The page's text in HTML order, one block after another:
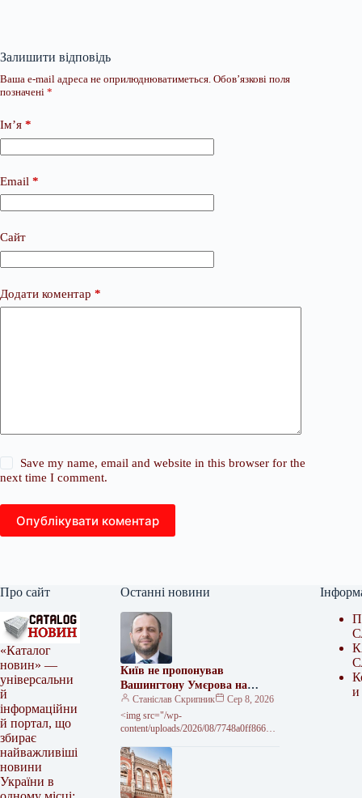
Залишити відповідь
Ваша e-mail адреса не оприлюднюватиметься. Обов’язкові поля
позначені *
Ім’я *
Email *
Сайт
Додати коментар *
Save my name, email and website in this browser for the
next time I comment.
Опублікувати коментар
Про сайт
«Каталог
новин» —
універсальни
й
інформаційни
й портал, що
збирає
найважливіші
новини
України в
Останні новини
Київ не пропонував
Вашингтону Умєрова на
посаду посла – джерело
Станіслав Скрипник
Сер 8, 2026
<img src="/wp-
content/uploads/2026/08/7748a0ff86661
передавав звернень до США щодо
кандидатури Умєрова на посаду посла
и